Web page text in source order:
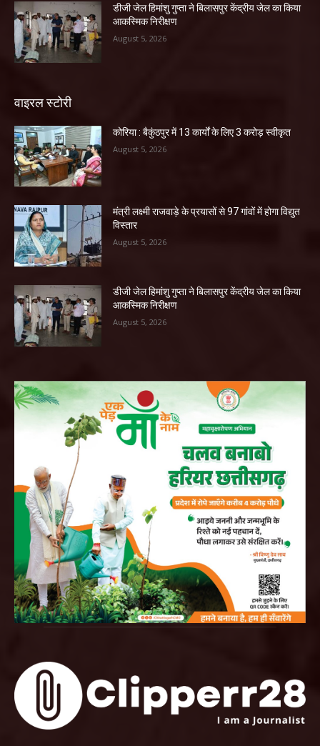
डीजी जेल हिमांशु गुप्ता ने बिलासपुर केंद्रीय जेल का किया
आकस्मिक निरीक्षण
August 5, 2026
वाइरल स्टोरी
कोरिया : बैकुंठपुर में 13 कार्यों के लिए 3 करोड़ स्वीकृत
August 5, 2026
मंत्री लक्ष्मी राजवाड़े के प्रयासों से 97 गांवों में होगा विद्युत
विस्तार
August 5, 2026
डीजी जेल हिमांशु गुप्ता ने बिलासपुर केंद्रीय जेल का किया
आकस्मिक निरीक्षण
August 5, 2026